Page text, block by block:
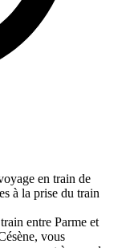
en train de
à la prise du train
entre Parme et
vous